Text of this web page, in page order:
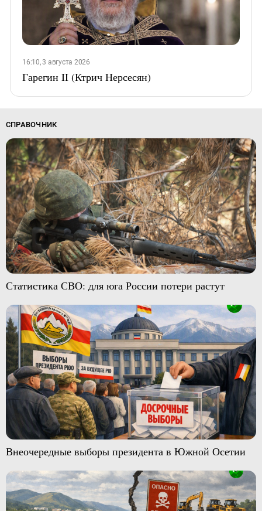
16:10, 3 августа 2026
Гарегин II (Ктрич Нерсесян)
СПРАВОЧНИК
Статистика СВО: для юга России потери растут
Внеочередные выборы президента в Южной Осетии